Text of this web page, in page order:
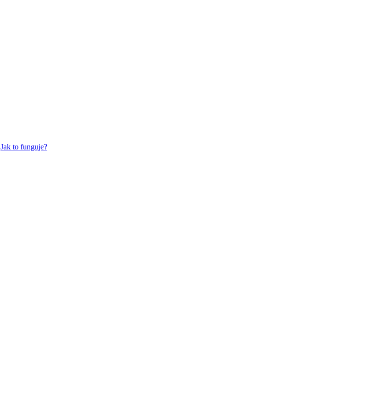
Jak to funguje?